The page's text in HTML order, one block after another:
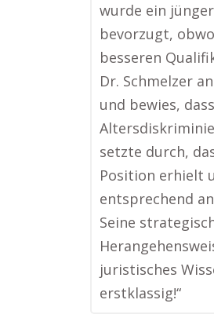
wurde ein
bevorzugt,
besseren
Dr. Schmelzer
und bewies, dass
setzte durch,
Position erhielt
entsprechend
Seine
juristisches
erstklassig!“